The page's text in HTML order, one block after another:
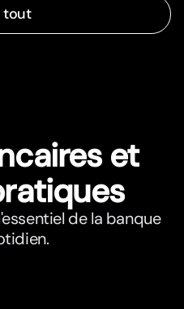
tout
et
de la banque